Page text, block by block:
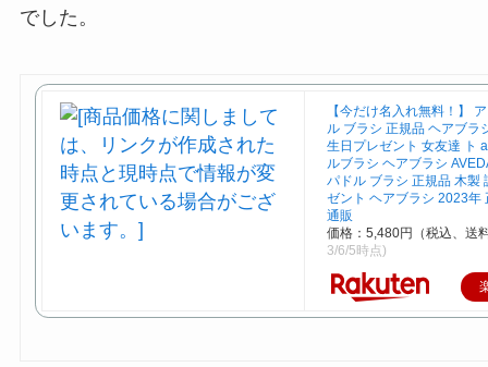
でした。
【今だけ名入れ無料！】
ル ブラシ 正規品 ヘアブラ
生日プレゼント 女友達 ト
ルブラシ ヘアブラシ
パドル ブラシ 正規品 木製
ゼント ヘアブラシ 2023年
通販
価格：5,480円（税込、送
3/6/5時点)